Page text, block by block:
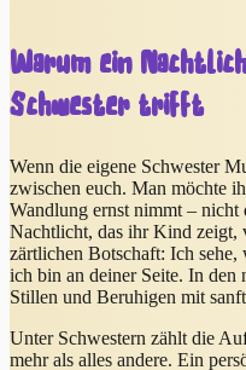
Warum ein
Schwester trifft
Wenn die eigene Schwester
zwischen euch. Man möchte
Wandlung ernst nimmt – nicht
Nachtlicht, das ihr Kind zeigt,
zärtlichen Botschaft: Ich
ich bin an deiner Seite. In den
Stillen und Beruhigen mit
Unter Schwestern zählt die
mehr als alles andere. Ein